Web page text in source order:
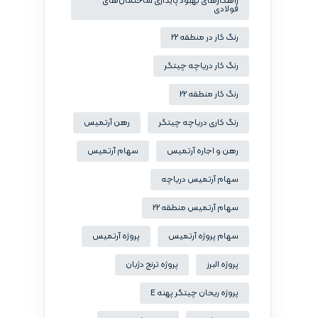
فولادی
رنگ کار در منطقه 22
رنگ کار دریاچه چیتگر
رنگ کار منطقه 22
رنگ کاری دریاچه چیتگر رهن آرتمیس
رهن و اجاره آرتمیس سهام آرتمیس
سهام آرتمیس دریاچه
سهام آرتمیس منطقه 22
سهام پروژه آرتمیس پروژه آرتمیس
پروژه البرز پروژه ترنج دژبان
پروژه ریحان چیتگر پهنه E